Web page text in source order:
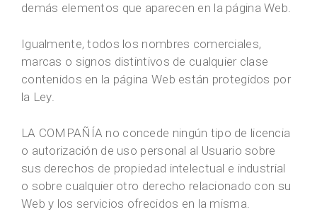
demás elementos que aparecen en la página Web.
Igualmente, todos los nombres comerciales,
marcas o signos distintivos de cualquier clase
contenidos en la página Web están protegidos por
la Ley.
LA COMPAÑÍA no concede ningún tipo de licencia
o autorización de uso personal al Usuario sobre
sus derechos de propiedad intelectual e industrial
o sobre cualquier otro derecho relacionado con su
Web y los servicios ofrecidos en la misma.